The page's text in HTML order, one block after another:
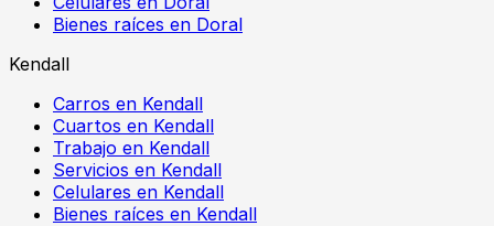
Bienes raíces en Doral
Kendall
Carros en Kendall
Cuartos en Kendall
Trabajo en Kendall
Servicios en Kendall
Celulares en Kendall
Bienes raíces en Kendall